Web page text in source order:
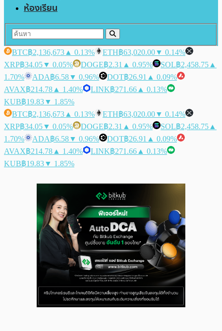
ห้องเรียน
BTC฿2,136,673 ▲ 0.13% ETH฿63,020.00▼ 0.14%
XRP฿34.05▼ 0.05% DOGE฿2.31 ▲ 0.95% SOL฿2,458.75 ▲
1.70%
ADA฿6.58▼ 0.96% DOT฿26.91 ▲ 0.09%
AVAX฿214.78 ▲ 1.40% LINK฿271.66 ▲ 0.13%
KUB฿19.83▼ 1.85%
BTC฿2,136,673 ▲ 0.13% ETH฿63,020.00▼ 0.14%
XRP฿34.05▼ 0.05% DOGE฿2.31 ▲ 0.95% SOL฿2,458.75 ▲
1.70%
ADA฿6.58▼ 0.96% DOT฿26.91 ▲ 0.09%
AVAX฿214.78 ▲ 1.40% LINK฿271.66 ▲ 0.13%
KUB฿19.83▼ 1.85%